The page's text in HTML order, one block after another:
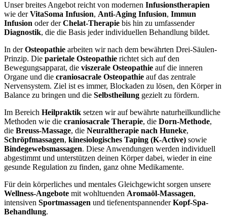
Unser breites Angebot reicht von modernen Infusionstherapien
wie derVitaSoma Infusion, Anti-Aging Infusion, Immun
Infusion oder derChelat-Therapie bis hin zu umfassender
Diagnostik, die die Basis jeder individuellen Behandlung bildet.
In derOsteopathie arbeiten wir nach dem bewährten Drei-Säulen-
Prinzip. Die parietale Osteopathie richtet sich auf den
Bewegungsapparat, die viszerale Osteopathie auf die inneren
Organe und die craniosacrale Osteopathie auf das zentrale
Nervensystem. Ziel ist es immer, Blockaden zu lösen, den Körper in
Balance zu bringen und die Selbstheilung gezielt zu fördern.
Im Bereich Heilpraktik setzen wir auf bewährte naturheilkundliche
Methoden wie die craniosacrale Therapie, die Dorn-Methode,
die Breuss-Massage, die Neuraltherapie nach Huneke,
Schröpfmassagen, kinesiologisches Taping (K-Active) sowie
Bindegewebsmassagen. Diese Anwendungen werden individuell
abgestimmt und unterstützen deinen Körper dabei, wieder in eine
gesunde Regulation zu finden, ganz ohne Medikamente.
Für dein körperliches und mentales Gleichgewicht sorgen unsere
Wellness-Angebote mit wohltuenden Aromaöl-Massagen,
intensiven Sportmassagen und tiefenentspannenderKopf-Spa-
Behandlung.